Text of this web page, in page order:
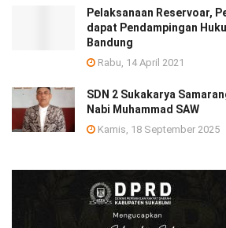
Pelaksanaan Reservoar,
dapat Pendampingan
Bandung
Rabu, 14 April 2021
SDN 2 Sukakarya
Nabi Muhammad SAW
Kamis, 18 September 2025